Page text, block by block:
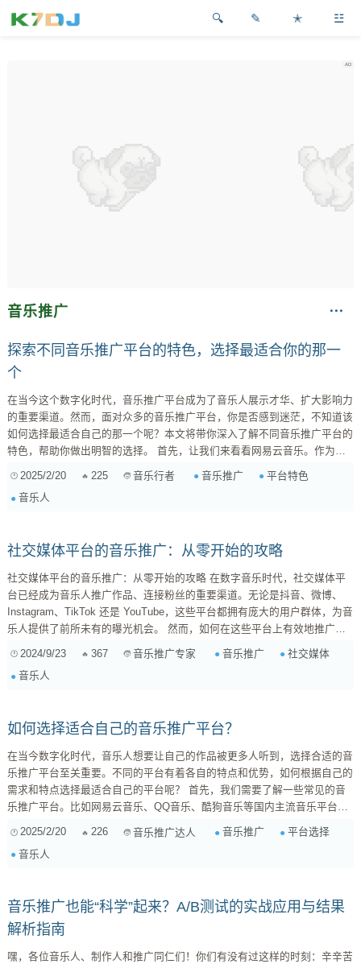
✎ ✭ ☳
音乐推广
探索不同音乐推广平台的特色，选择最适合你的那一
个
在当今这个数字化时代，音乐推广平台成为了音乐人展示才华、扩大影响力
的重要渠道。然而，面对众多的音乐推广平台，你是否感到迷茫，不知道该
如何选择最适合自己的那一个呢？本文将带你深入了解不同音乐推广平台的
特色，帮助你做出明智的选择。 首先，让我们来看看网易云音乐。作为国
了大量用户。在这里，你可以创建自己的歌单，分享你喜欢的音乐，与志同
道合的音乐爱好者交流互动。此外，网易云音乐还提供了丰富的音乐推荐功
2025/2/20 225 音乐行者 音乐推广
平台特色
音乐人
社交媒体平台的音乐推广：从零开始的攻略
社交媒体平台的音乐推广：从零开始的攻略 在数字音乐时代，社交媒体平
台已经成为音乐人推广作品、连接粉丝的重要渠道。无论是抖音、微博、
Instagram、TikTok 还是 YouTube，这些平台都拥有庞大的用户群体，为音
乐人提供了前所未有的曝光机会。 然而，如何在这些平台上有效地推广自
更好地利用社交媒体平台进行音乐推广。 1. 选择适合你的平台 不同的社交
媒体平台拥有不同的用户群体和文化氛围。你需要根据自己的音乐风格、目
2024/9/23 367 音乐推广专家 音乐推广
社交媒体
音乐人
如何选择适合自己的音乐推广平台？
在当今数字化时代，音乐人想要让自己的作品被更多人听到，选择合适的音
乐推广平台至关重要。不同的平台有着各自的特点和优势，如何根据自己的
需求和特点选择最适合自己的平台呢？ 首先，我们需要了解一些常见的音
乐推广平台。比如网易云音乐、QQ音乐、酷狗音乐等国内主流音乐平台，
它们拥有庞大的用户基础和丰富的资源，是音乐人推广作品的理想选择。此
外，还有一些新兴的音乐平台，如抖音、快手等短视频平台，它们凭借独特
的传播方式和强大的社交功能，也成为了音乐人推广作品的重要渠道。 其
2025/2/20 226 音乐推广达人 音乐推广
平台选择
音乐人
音乐推广也能“科学”起来？A/B测试的实战应用与结果
解析指南
嘿，各位音乐人、制作人和推广同仁们！你们有没有过这样的时刻：辛辛苦